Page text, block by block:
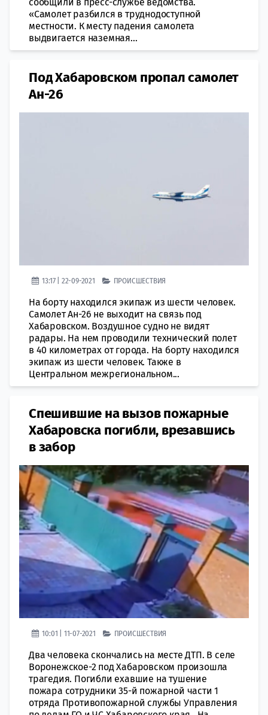
«Самолет разбился в труднодоступной
местности. К месту падения самолета
выдвигается наземная...
Под Хабаровском пропал самолет
Ан-26
13:17 | 22-09-2021 ПРОИСШЕСТВИЯ
На борту находился экипаж из шести человек.
Самолет Ан-26 не выходит на связь под
Хабаровском. Воздушное судно не видят
радары. На нем проводили технический полет
в 40 километрах от города. На борту находился
экипаж из шести человек. Также в
Центральном межрегиональном...
Спешившие на вызов пожарные
Хабаровска погибли, врезавшись
в забор
10:01 | 11-07-2021 ПРОИСШЕСТВИЯ
Два человека скончались на месте ДТП. В селе
Воронежское-2 под Хабаровском произошла
трагедия. Погибли ехавшие на тушение
пожара сотрудники 35-й пожарной части 1
отряда Противопожарной службы Управления